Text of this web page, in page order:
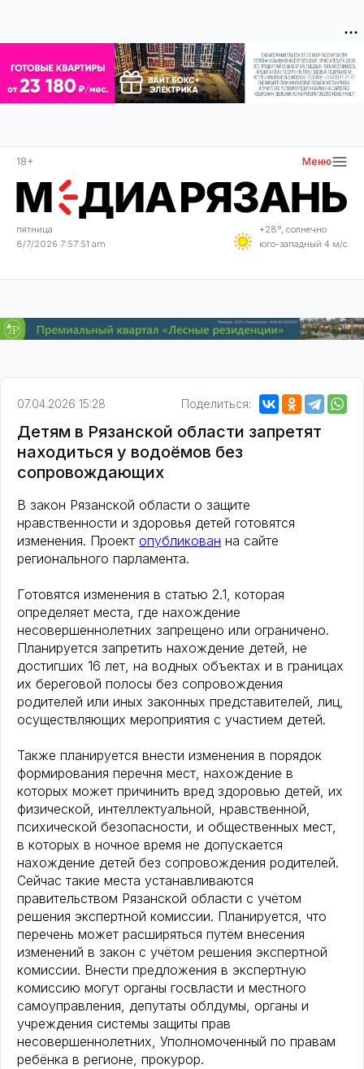
18+ Меню
пятница
8/7/2026 7:57:52 am
+28°, солнечно
юго-западный 4 м/с
07.04.2026 15:28 Поделиться:
Детям в Рязанской области запретят
находиться у водоёмов без
сопровождающих
В закон Рязанской области о защите
нравственности и здоровья детей готовятся
изменения. Проект опубликован на сайте
регионального парламента.
Готовятся изменения в статью 2.1, которая
определяет места, где нахождение
несовершеннолетних запрещено или ограничено.
Планируется запретить нахождение детей, не
достигших 16 лет, на водных объектах и в границах
их береговой полосы без сопровождения
родителей или иных законных представителей, лиц,
осуществляющих мероприятия с участием детей.
Также планируется внести изменения в порядок
формирования перечня мест, нахождение в
которых может причинить вред здоровью детей, их
физической, интеллектуальной, нравственной,
психической безопасности, и общественных мест,
в которых в ночное время не допускается
нахождение детей без сопровождения родителей.
Сейчас такие места устанавливаются
правительством Рязанской области с учётом
решения экспертной комиссии. Планируется, что
перечень может расширяться путём внесения
изменений в закон с учётом решения экспертной
комиссии. Внести предложения в экспертную
комиссию могут органы госвласти и местного
самоуправления, депутаты облдумы, органы и
учреждения системы защиты прав
несовершеннолетних, Уполномоченный по правам
ребёнка в регионе, прокурор.